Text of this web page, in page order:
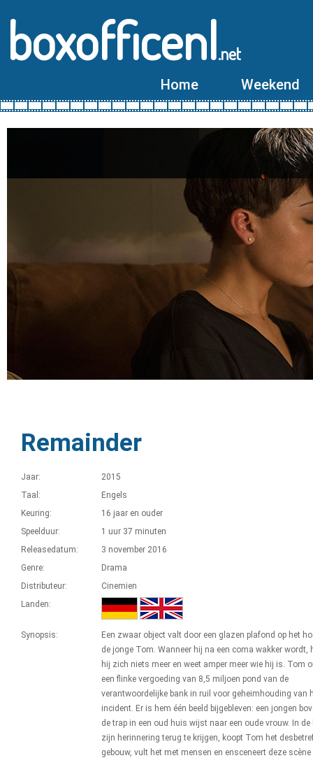
boxofficenl.net
Home Weekend
Remainder
Jaar:
2015
Taal:
Engels
Keuring:
16 jaar en ouder
Speelduur:
1 uur 37 minuten
Releasedatum:
3 november 2016
Genre:
Drama
Distributeur:
Cinemien
Landen:
Synopsis:
Een zwaar object valt door een glazen plafond op het
de jonge Tom. Wanneer hij na een coma wakker wordt,
hij zich niets meer en weet amper meer wie hij is. Tom
een flinke vergoeding van 8,5 miljoen pond van de
verantwoordelijke bank in ruil voor geheimhouding van
incident. Er is hem één beeld bijgebleven: een jongen
de trap in een oud huis wijst naar een oude vrouw. In de
zijn herinnering terug te krijgen, koopt Tom het
gebouw, vult het met mensen en ensceneert deze scène